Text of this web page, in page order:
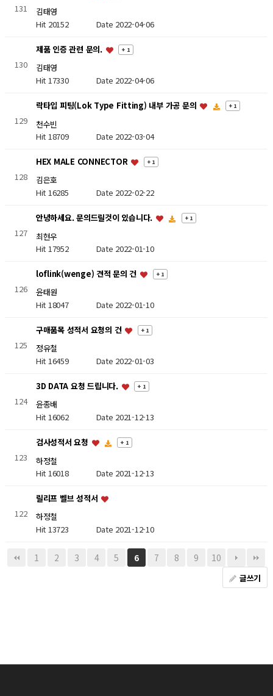
131
김태영
Hit 20152 Date 2022-04-06
130
제품 인증 관련 문의. + 1
김태영
Hit 17330 Date 2022-04-06
129
락타입 피팅(Lok Type Fitting) 내부 가공 문의 + 1
천수빈
Hit 18709 Date 2022-03-04
128
HEX MALE CONNECTOR + 1
김은호
Hit 16285 Date 2022-02-22
127
안녕하세요. 문의드릴것이 있습니다. + 1
최현우
Hit 17952 Date 2022-01-10
126
loflink(wenge) 견적 문의 건 + 1
윤태원
Hit 18047 Date 2022-01-10
125
구매품목 성적서 요청의 건 + 1
정유철
Hit 16459 Date 2022-01-03
124
3D DATA 요청 드립니다. + 1
윤종배
Hit 16062 Date 2021-12-13
123
검사성적서 요청 + 1
하정철
Hit 16018 Date 2021-12-13
122
릴리프 벨브 성적서
하정철
Hit 13723 Date 2021-12-10
1 2 3 4 5 6 7 8 9 10
글쓰기